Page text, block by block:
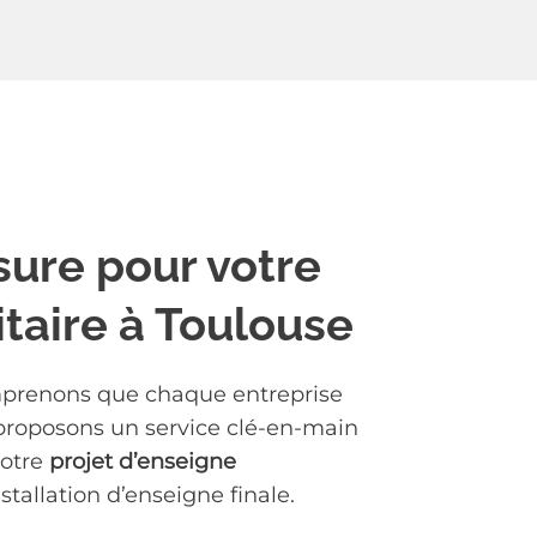
pour votre
à Toulouse
que chaque entreprise
un service clé-en-main
projet d’enseigne
d’enseigne finale.